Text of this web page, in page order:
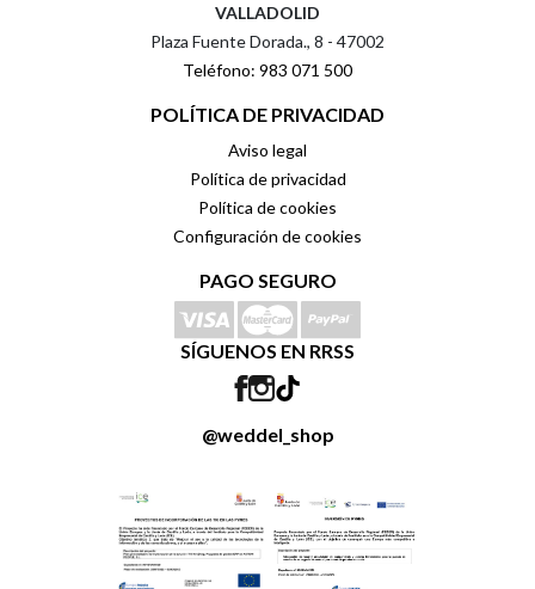
VALLADOLID
Plaza Fuente Dorada., 8 - 47002
Teléfono: 983 071 500
POLÍTICA DE PRIVACIDAD
Aviso legal
Política de privacidad
Política de cookies
Configuración de cookies
PAGO SEGURO
SÍGUENOS EN RRSS
@weddel_shop